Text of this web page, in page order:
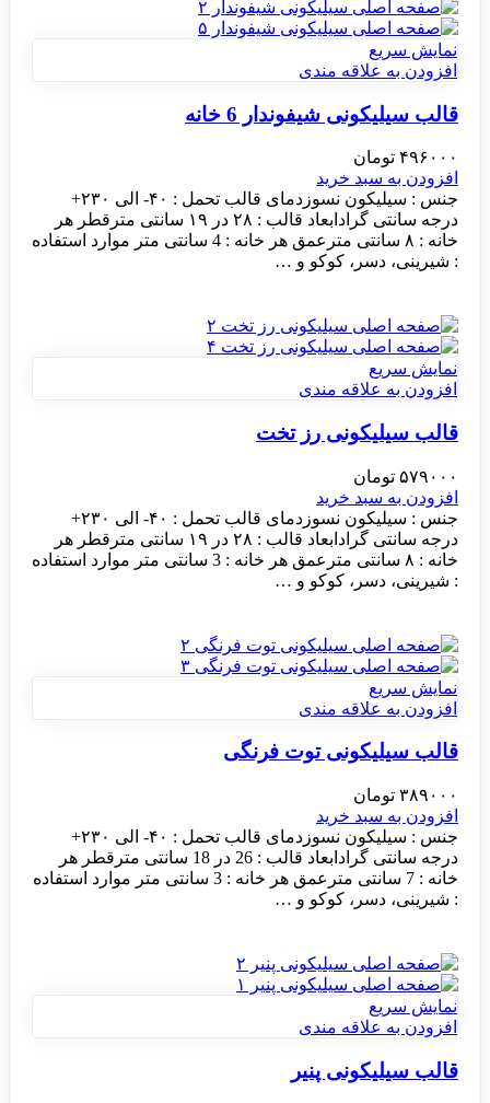
نمایش سریع
افزودن به علاقه مندی
قالب سیلیکونی شیفوندار 6 خانه
۴۹۶۰۰۰ تومان
افزودن به سبد خرید
جنس : سیلیکون نسوزدمای قالب تحمل : ۴۰- الی ۲۳۰+
درجه سانتی گرادابعاد قالب : ۲۸ در ۱۹ سانتی مترقطر هر
خانه : ۸ سانتی مترعمق هر خانه : 4 سانتی متر موارد استفاده
: شیرینی، دسر، کوکو و …
نمایش سریع
افزودن به علاقه مندی
قالب سیلیکونی رز تخت
۵۷۹۰۰۰ تومان
افزودن به سبد خرید
جنس : سیلیکون نسوزدمای قالب تحمل : ۴۰- الی ۲۳۰+
درجه سانتی گرادابعاد قالب : ۲۸ در ۱۹ سانتی مترقطر هر
خانه : ۸ سانتی مترعمق هر خانه : 3 سانتی متر موارد استفاده
: شیرینی، دسر، کوکو و …
نمایش سریع
افزودن به علاقه مندی
قالب سیلیکونی توت فرنگی
۳۸۹۰۰۰ تومان
افزودن به سبد خرید
جنس : سیلیکون نسوزدمای قالب تحمل : ۴۰- الی ۲۳۰+
درجه سانتی گرادابعاد قالب : 26 در 18 سانتی مترقطر هر
خانه : 7 سانتی مترعمق هر خانه : 3 سانتی متر موارد استفاده
: شیرینی، دسر، کوکو و …
نمایش سریع
افزودن به علاقه مندی
قالب سیلیکونی پنیر